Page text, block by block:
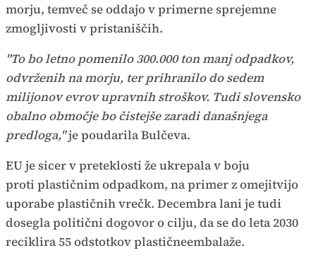
morju, temveč se oddajo v primerne sprejemne
zmogljivosti v pristaniščih.
"To bo letno pomenilo 300.000 ton manj odpadkov,
odvrženih na morju, ter prihranilo do sedem
milijonov evrov upravnih stroškov. Tudi slovensko
obalno območje bo čistejše zaradi današnjega
predloga,"je poudarila Bulčeva.
EU je sicer v preteklosti že ukrepala v boju
proti plastičnim odpadkom, na primer z omejitvijo
uporabe plastičnih vrečk. Decembra lani je tudi
dosegla politični dogovor o cilju, da se do leta 2030
reciklira 55 odstotkov plastičneembalaže.